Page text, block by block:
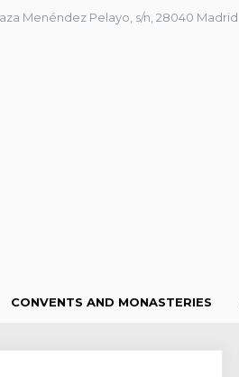
Menéndez Pelayo, s/n, 28040 Madrid
CONVENTS AND MONASTERIES